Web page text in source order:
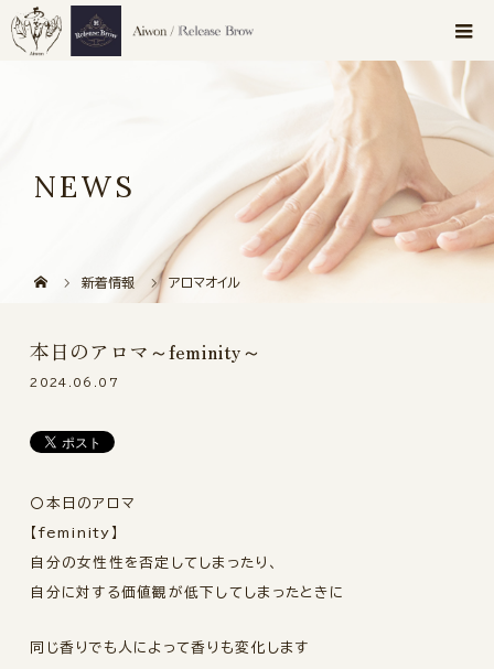
NEWS
新着情報 アロマオイル
本日のアロマ～feminity～
2024.06.07
〇本日のアロマ
【feminity】
自分の女性性を否定してしまったり、
自分に対する価値観が低下してしまったときに
同じ香りでも人によって香りも変化します